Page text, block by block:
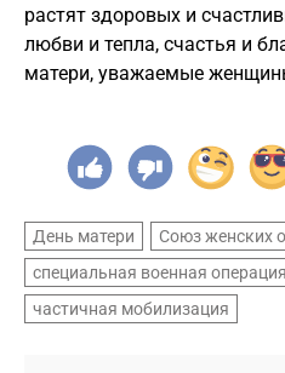
растят здоровых и
любви и тепла, счастья и
матери, уважаемые
День матери
Союз женских
специальная военная операция
частичная мобилизация